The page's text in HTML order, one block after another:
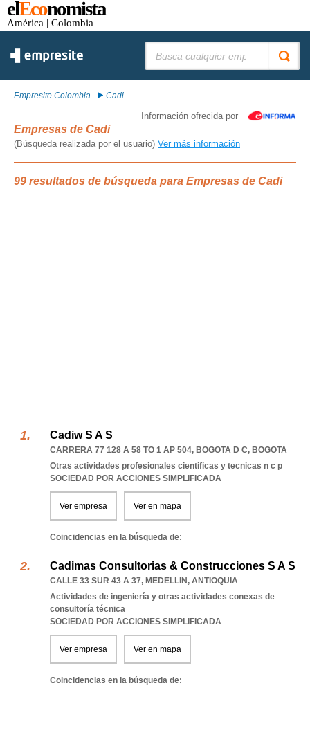
elEconomista
América | Colombia
Empresite Colombia Cadi
Información ofrecida por
Empresas de Cadi
(Búsqueda realizada por el usuario) Ver más información
99 resultados de búsqueda para Empresas de Cadi
Cadiw S A S
CARRERA 77 128 A 58 TO 1 AP 504, BOGOTA D C, BOGOTA
Otras actividades profesionales cientificas y tecnicas n c p
SOCIEDAD POR ACCIONES SIMPLIFICADA
Ver empresa Ver en mapa
Coincidencias en la búsqueda de:
Cadimas Consultorias & Construcciones S A S
CALLE 33 SUR 43 A 37, MEDELLIN, ANTIOQUIA
Actividades de ingeniería y otras actividades conexas de
consultoría técnica
SOCIEDAD POR ACCIONES SIMPLIFICADA
Ver empresa Ver en mapa
Coincidencias en la búsqueda de: